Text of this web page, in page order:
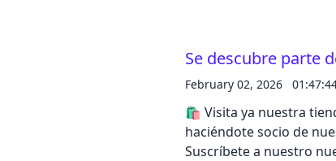
Se descubre parte
February 02, 2026
🛍️ Visita ya nuestra tienda:
haciéndote socio de
Suscríbete a nuestro